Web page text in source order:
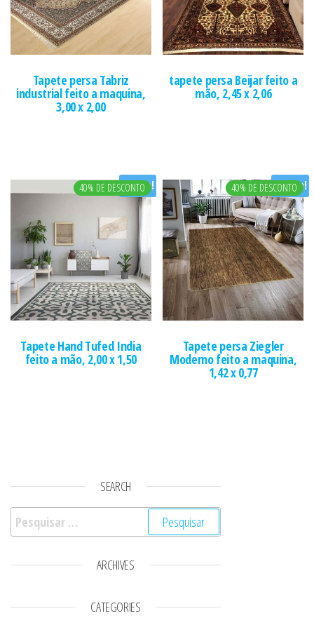
Tapete persa Tabriz
industrial feito a maquina,
3,00 x 2,00
tapete persa Beijar feito a
mão, 2,45 x 2,06
Oferta!
40% DE DESCONTO
Tapete Hand Tufed India
feito a mão, 2,00 x 1,50
Oferta!
40% DE DESCONTO
Tapete persa Ziegler
Moderno feito a maquina,
1,42 x 0,77
SEARCH
Pesquisar por:
ARCHIVES
CATEGORIES